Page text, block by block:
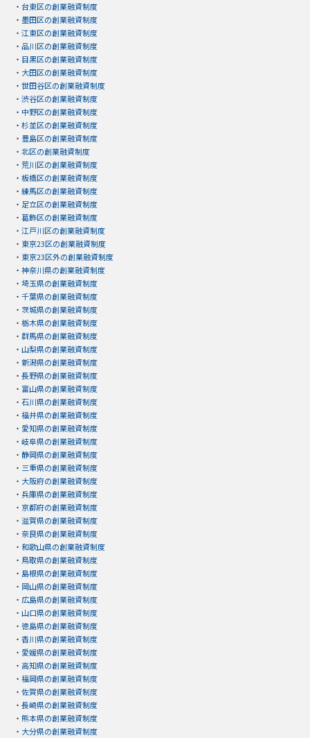
・ 台東区の創業融資制度
・ 墨田区の創業融資制度
・ 江東区の創業融資制度
・ 品川区の創業融資制度
・ 目黒区の創業融資制度
・ 大田区の創業融資制度
・ 世田谷区の創業融資制度
・ 渋谷区の創業融資制度
・ 中野区の創業融資制度
・ 杉並区の創業融資制度
・ 豊島区の創業融資制度
・ 北区の創業融資制度
・ 荒川区の創業融資制度
・ 板橋区の創業融資制度
・ 練馬区の創業融資制度
・ 足立区の創業融資制度
・ 葛飾区の創業融資制度
・ 江戸川区の創業融資制度
・ 東京23区の創業融資制度
・ 東京23区外の創業融資制度
・ 神奈川県の創業融資制度
・ 埼玉県の創業融資制度
・ 千葉県の創業融資制度
・ 茨城県の創業融資制度
・ 栃木県の創業融資制度
・ 群馬県の創業融資制度
・ 山梨県の創業融資制度
・ 新潟県の創業融資制度
・ 長野県の創業融資制度
・ 富山県の創業融資制度
・ 石川県の創業融資制度
・ 福井県の創業融資制度
・ 愛知県の創業融資制度
・ 岐阜県の創業融資制度
・ 静岡県の創業融資制度
・ 三重県の創業融資制度
・ 大阪府の創業融資制度
・ 兵庫県の創業融資制度
・ 京都府の創業融資制度
・ 滋賀県の創業融資制度
・ 奈良県の創業融資制度
・ 和歌山県の創業融資制度
・ 鳥取県の創業融資制度
・ 島根県の創業融資制度
・ 岡山県の創業融資制度
・ 広島県の創業融資制度
・ 山口県の創業融資制度
・ 徳島県の創業融資制度
・ 香川県の創業融資制度
・ 愛媛県の創業融資制度
・ 高知県の創業融資制度
・ 福岡県の創業融資制度
・ 佐賀県の創業融資制度
・ 長崎県の創業融資制度
・ 熊本県の創業融資制度
・ 大分県の創業融資制度